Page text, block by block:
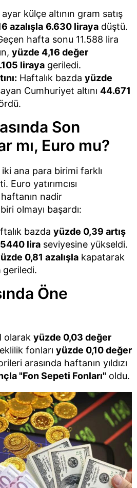
külçe altının gram satış
azalışla 6.630 liraya düştü.
hafta sonu 11.588 lira
yüzde 4,16 değer
liraya geriledi.
Haftalık bazda yüzde
Cumhuriyet altını 44.671
Son
mı, Euro mu?
ana para birimi farklı
yatırımcısı
nadir
olmayı başardı:
bazda yüzde 0,39 artış
lira seviyesine yükseldi.
0,81 azalışla kapatarak
geriledi.
Öne
olarak yüzde 0,03 değer
fonları yüzde 0,10 değer
arasında haftanın yıldızı
"Fon Sepeti Fonları" oldu.